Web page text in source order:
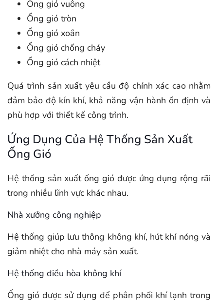
Ống gió vuông
Ống gió tròn
Ống gió xoắn
Ống gió chống cháy
Ống gió cách nhiệt
Quá trình sản xuất yêu cầu độ chính xác cao nhằm
đảm bảo độ kín khí, khả năng vận hành ổn định và
phù hợp với thiết kế công trình.
Ứng Dụng Của Hệ Thống Sản Xuất
Ống Gió
Hệ thống sản xuất ống gió được ứng dụng rộng rãi
trong nhiều lĩnh vực khác nhau.
Nhà xưởng công nghiệp
Hệ thống giúp lưu thông không khí, hút khí nóng và
giảm nhiệt cho nhà máy sản xuất.
Hệ thống điều hòa không khí
Ống gió được sử dụng để phân phối khí lạnh trong